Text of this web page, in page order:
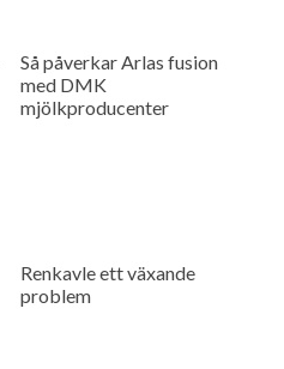
Så påverkar Arlas fusion
med DMK
mjölkproducenter
Renkavle ett växande
problem